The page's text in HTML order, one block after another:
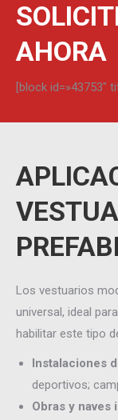
AHORA
[block id=»43753″
Los vestuarios
universal, ideal
habilitar este tipo
Instalaciones
deportivos;
Obras y naves